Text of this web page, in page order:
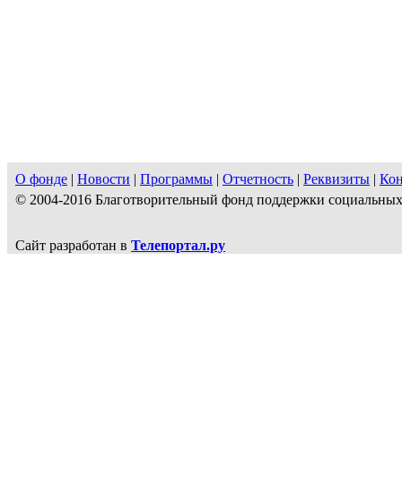
О фонде | Новости | Программы | Отчетность | Реквизиты |
© 2004-2016 Благотворительный фонд поддержки
Сайт разработан в Телепортал.ру